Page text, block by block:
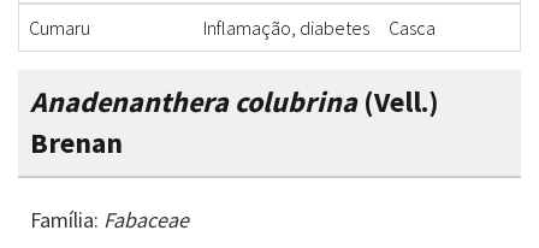
Cumaru
Inflamação, diabetes Casca
Anadenanthera colubrina(Vell.)
Brenan
Família: Fabaceae